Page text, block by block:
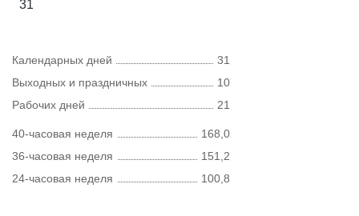
31
Календарных дней
31
Выходных и праздничных
10
Рабочих дней
21
40-часовая неделя
168,0
36-часовая неделя
151,2
24-часовая неделя
100,8